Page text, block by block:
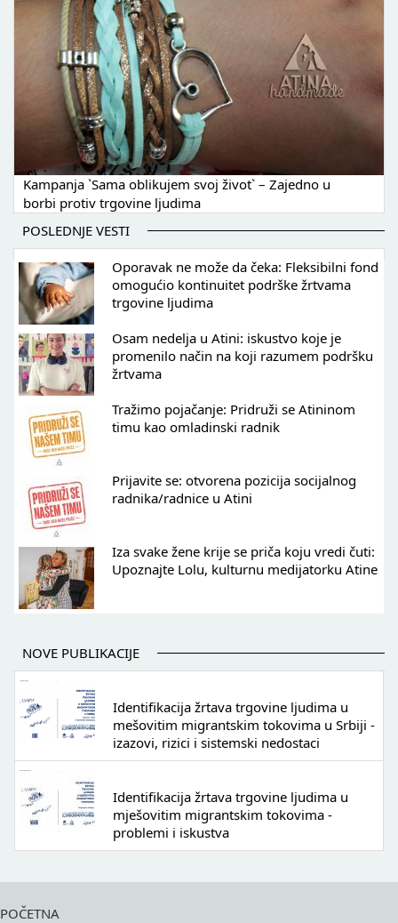
Kampanja `Sama oblikujem svoj život` – Zajedno u
borbi protiv trgovine ljudima
POSLEDNJE VESTI
Oporavak ne može da čeka: Fleksibilni fond
omogućio kontinuitet podrške žrtvama
trgovine ljudima
Osam nedelja u Atini: iskustvo koje je
promenilo način na koji razumem podršku
žrtvama
Tražimo pojačanje: Pridruži se Atininom
timu kao omladinski radnik
Prijavite se: otvorena pozicija socijalnog
radnika/radnice u Atini
Iza svake žene krije se priča koju vredi čuti:
Upoznajte Lolu, kulturnu medijatorku Atine
NOVE PUBLIKACIJE
Identifikacija žrtava trgovine ljudima u
mešovitim migrantskim tokovima u Srbiji -
izazovi, rizici i sistemski nedostaci
Identifikacija žrtava trgovine ljudima u
mješovitim migrantskim tokovima -
problemi i iskustva
POČETNA